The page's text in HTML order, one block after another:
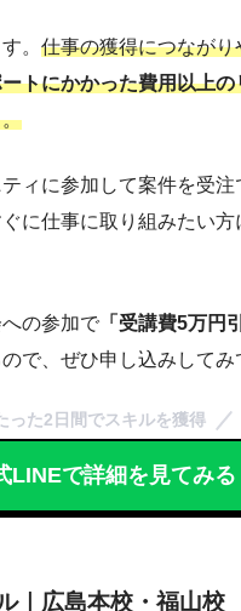
。 仕事の獲得につながり
トにかかった費用以上の
ィに参加して案件を受注
に仕事に取り組みたい方
の参加で 「受講費5万円
で、ぜひ申し込みしてみ
った2日間でスキルを獲得
LINEで詳細を見てみる
｜広島本校・福山校